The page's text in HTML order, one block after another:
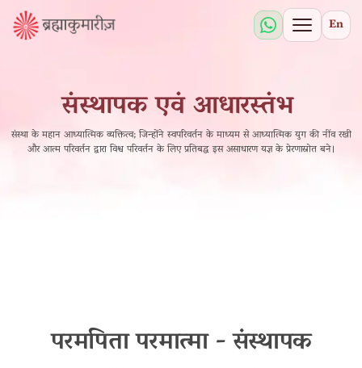
En
संस्थापक एवं आधारस्तंभ
संस्था के महान आध्यात्मिक व्यक्तित्व; जिन्होंने स्वपरिवर्तन के माध्यम से आध्यात्मिक युग की नींव रखी
और आत्म परिवर्तन द्वारा विश्व परिवर्तन के लिए प्रतिबद्ध इस असाधारण यज्ञ के प्रेरणास्रोत बने।
परमपिता परमात्मा - संस्थापक